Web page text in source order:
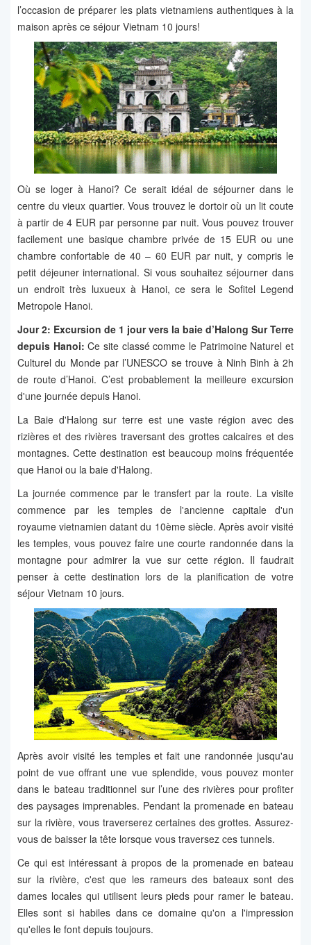
l’occasion de préparer les plats vietnamiens authentiques à la
maison après ce séjour Vietnam 10 jours!
Où se loger à Hanoi? Ce serait idéal de séjourner dans le
centre du vieux quartier. Vous trouvez le dortoir où un lit coute
à partir de 4 EUR par personne par nuit. Vous pouvez trouver
facilement une basique chambre privée de 15 EUR ou une
chambre confortable de 40 – 60 EUR par nuit, y compris le
petit déjeuner international. Si vous souhaitez séjourner dans
un endroit très luxueux à Hanoi, ce sera le Sofitel Legend
Metropole Hanoi.
Jour 2: Excursion de 1 jour vers la baie d’Halong Sur Terre
depuis Hanoi:Ce site classé comme le Patrimoine Naturel et
Culturel du Monde par l’UNESCO se trouve à Ninh Binh à 2h
de route d’Hanoi. C’est probablement la meilleure excursion
d'une journée depuis Hanoi.
La Baie d'Halong sur terre est une vaste région avec des
rizières et des rivières traversant des grottes calcaires et des
montagnes. Cette destination est beaucoup moins fréquentée
que Hanoi ou la baie d'Halong.
La journée commence par le transfert par la route. La visite
commence par les temples de l'ancienne capitale d'un
royaume vietnamien datant du 10ème siècle. Après avoir visité
les temples, vous pouvez faire une courte randonnée dans la
montagne pour admirer la vue sur cette région. Il faudrait
penser à cette destination lors de la planification de votre
séjour Vietnam 10 jours.
Après avoir visité les temples et fait une randonnée jusqu'au
point de vue offrant une vue splendide, vous pouvez monter
dans le bateau traditionnel sur l’une des rivières pour profiter
des paysages imprenables. Pendant la promenade en bateau
sur la rivière, vous traverserez certaines des grottes. Assurez-
vous de baisser la tête lorsque vous traversez ces tunnels.
Ce qui est intéressant à propos de la promenade en bateau
sur la rivière, c'est que les rameurs des bateaux sont des
dames locales qui utilisent leurs pieds pour ramer le bateau.
Elles sont si habiles dans ce domaine qu'on a l'impression
qu'elles le font depuis toujours.